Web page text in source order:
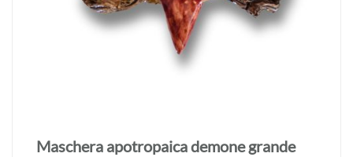
Maschera apotropaica demone grande